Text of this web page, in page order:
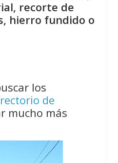
recorte de
hierro fundido o
los
de
mucho más